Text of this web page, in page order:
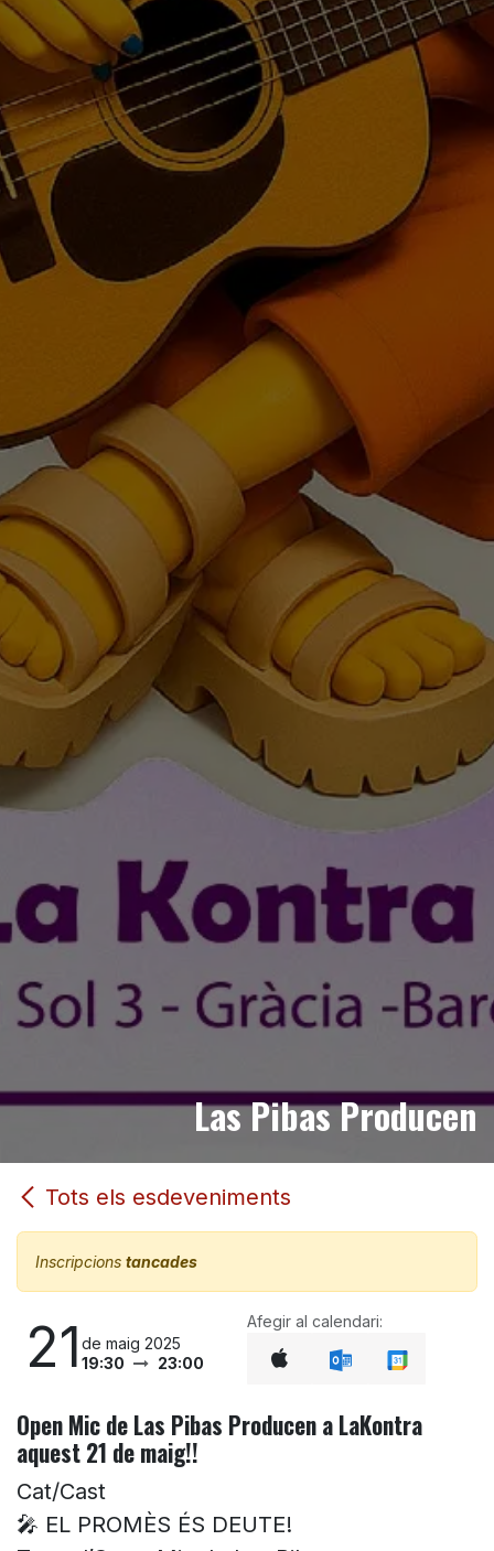
Las Pibas Producen
Tots els esdeveniments
Inscripcions tancades
21 de maig 2025
19:30
23:00
Afegir al calendari:
Open Mic de Las Pibas Producen a LaKontra
aquest 21 de maig!!
Cat/Cast
🎤 EL PROMÈS ÉS DEUTE!